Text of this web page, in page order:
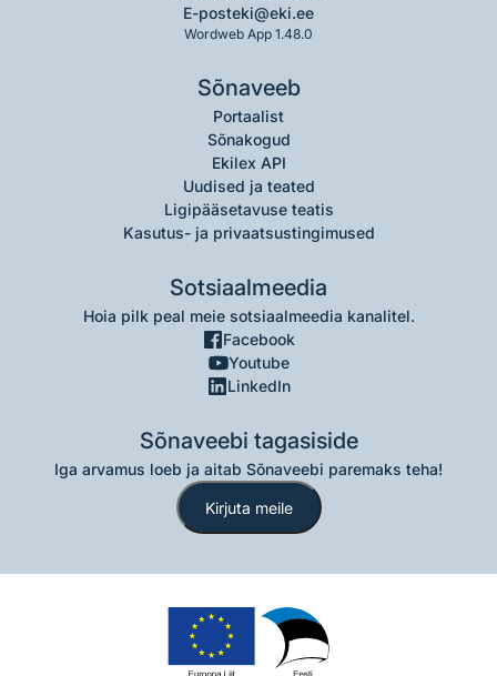
E-posteki@eki.ee
Wordweb App 1.48.0
Sõnaveeb
Portaalist
Sõnakogud
Ekilex API
Uudised ja teated
Ligipääsetavuse teatis
Kasutus- ja privaatsustingimused
Sotsiaalmeedia
Hoia pilk peal meie sotsiaalmeedia kanalitel.
Facebook
Youtube
LinkedIn
Sõnaveebi tagasiside
Iga arvamus loeb ja aitab Sõnaveebi paremaks teha!
Kirjuta meile